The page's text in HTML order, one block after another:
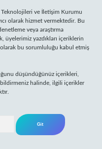
Teknolojileri ve İletişim Kurumu
olarak hizmet vermektedir. Bu
veya araştırma
üyelerimiz yazdıkları içeriklerin
bu sorumluluğu kabul etmiş
düşündüğünüz içerikleri,
halinde, ilgili içerikler